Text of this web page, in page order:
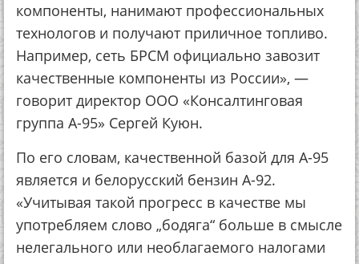
компоненты, нанимают профессиональных
технологов и получают приличное топливо.
Например, сеть БРСМ официально завозит
качественные компоненты из России», —
говорит директор ООО «Консалтинговая
группа А-95» Сергей Куюн.
По его словам, качественной базой для А-95
является и белорусский бензин А-92.
«Учитывая такой прогресс в качестве мы
употребляем слово „бодяга“ больше в смысле
нелегального или необлагаемого налогами